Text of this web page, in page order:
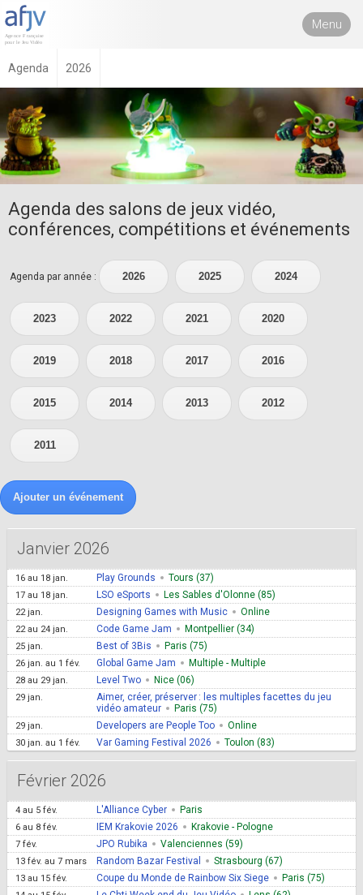
Menu
Agenda 2026
Agenda des salons de jeux vidéo,
conférences, compétitions et événements
Agenda par année : 2026 2025 2024
2023 2022 2021 2020
2019 2018 2017 2016
2015 2014 2013 2012
2011
Ajouter un événement
Janvier 2026
16au 18 jan. Play Grounds Tours (37)
17au 18 jan. LSO eSports Les Sables d'Olonne (85)
22 jan. Designing Games with Music Online
22au 24 jan. Code Game Jam Montpellier (34)
25 jan. Best of 3Bis Paris (75)
26 jan. au 1 fév. Global Game Jam Multiple - Multiple
28au 29 jan. Level Two Nice (06)
29 jan.
Aimer, créer, préserver : les multiples facettes du jeu
vidéo amateur
Paris (75)
29 jan. Developers are People Too Online
30 jan. au 1 fév. Var Gaming Festival 2026 Toulon (83)
Février 2026
4au 5 fév. L'Alliance Cyber Paris
6au 8 fév. IEM Krakovie 2026 Krakovie - Pologne
7 fév. JPO Rubika Valenciennes (59)
13 fév. au 7 mars Random Bazar Festival Strasbourg (67)
13au 15 fév. Coupe du Monde de Rainbow Six Siege Paris (75)